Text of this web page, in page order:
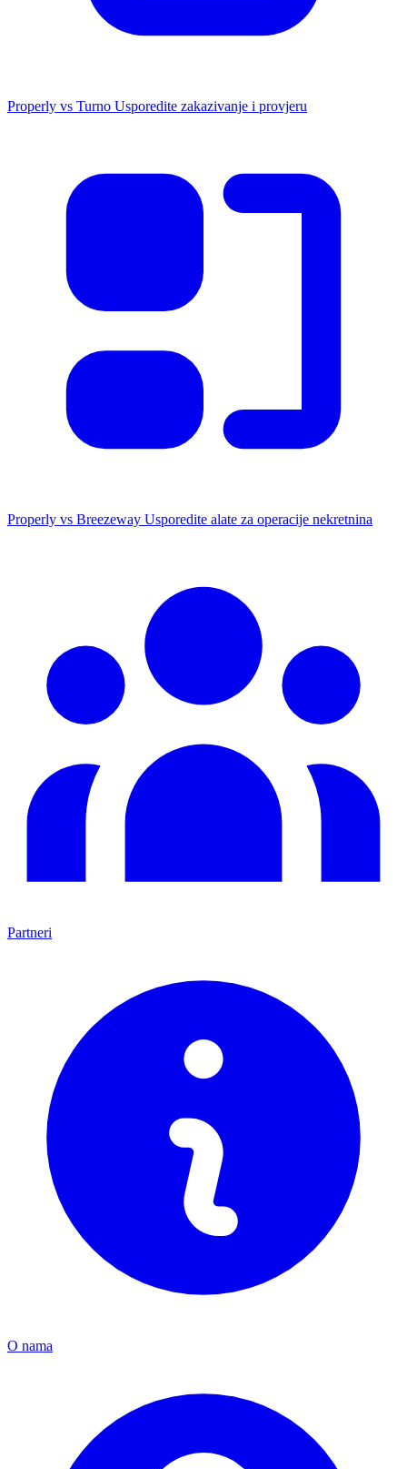
Properly vs Turno Usporedite zakazivanje i provjeru
Properly vs Breezeway Usporedite alate za operacije nekretnina
Partneri
O nama